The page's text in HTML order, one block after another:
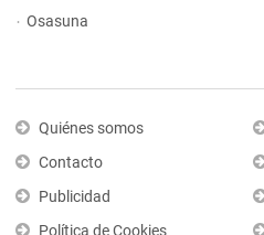
Osasuna
Quiénes somos
Contacto
Publicidad